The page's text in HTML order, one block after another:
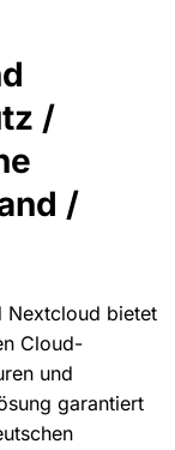
/
/
Nextcloud bietet
Cloud-
und
garantiert